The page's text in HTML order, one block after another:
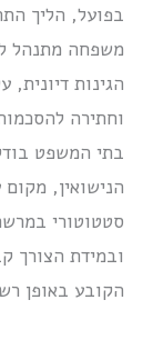
בפועל, הליך
משפחה מתנהל
הגינות דיונית,
וחתירה
בתי המשפט
הנישואין,
סטטוטורי
ובמידת הצורך
הקובע באופן